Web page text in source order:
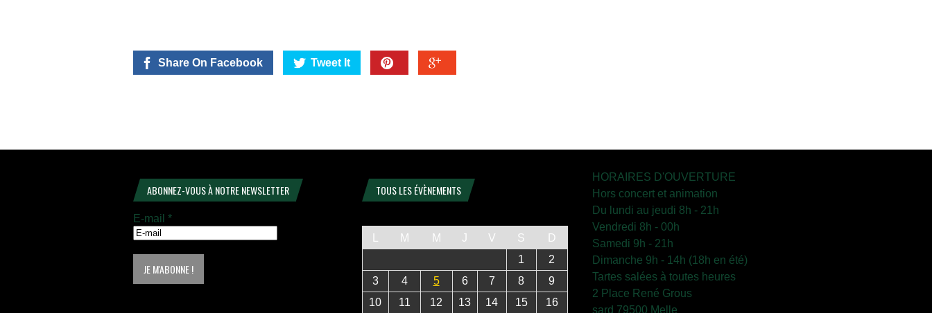
Share On Facebook Tweet It
ABONNEZ-VOUS À NOTRE NEWSLETTER
E-mail *
TOUS LES ÉVÈNEMENTS
M M J V S
D
1
2
3
4 5 6 7 8
9
10
11 12 13 14 15 16
HORAIRES D'OUVERTURE
Hors concert et animation
Du lundi au jeudi 8h - 21h
Vendredi 8h - 00h
Samedi 9h - 21h
Dimanche 9h - 14h (18h en été)
Tartes salées à toutes heures
2 Place René Grous
sard 79500 Melle